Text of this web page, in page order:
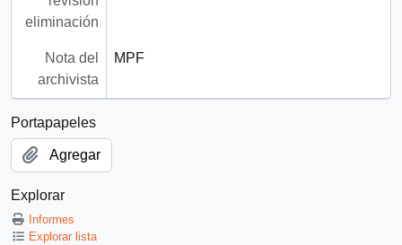
eliminación
Nota del
archivista
MPF
Portapapeles
Agregar
Explorar
Informes
Explorar lista